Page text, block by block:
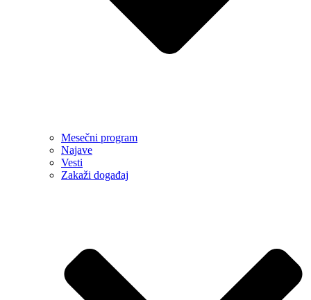
Mesečni program
Najave
Vesti
Zakaži događaj